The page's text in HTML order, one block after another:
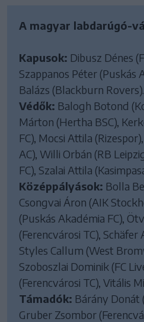
A magyar labdarúgó-
Kapusok: Dibusz Dénes
Szappanos Péter (Puskás
Balázs (Blackburn Rovers).
Védők: Balogh Botond
Márton (Hertha BSC),
FC), Mocsi Attila
AC), Willi Orbán (RB
FC), Szalai Attila
Középpályások: Bolla
Csongvai Áron (AIK
(Puskás Akadémia FC),
(Ferencvárosi TC),
Styles Callum (West
Szoboszlai Dominik (FC
(Ferencvárosi TC), Vitális
Támadók: Bárány Donát
Gruber Zsombor